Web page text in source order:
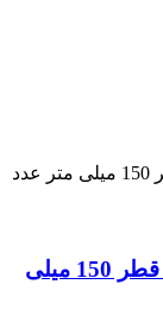
چرخ پلی آمید نارنجی پایه مشکی گردان قطر 150 میلی